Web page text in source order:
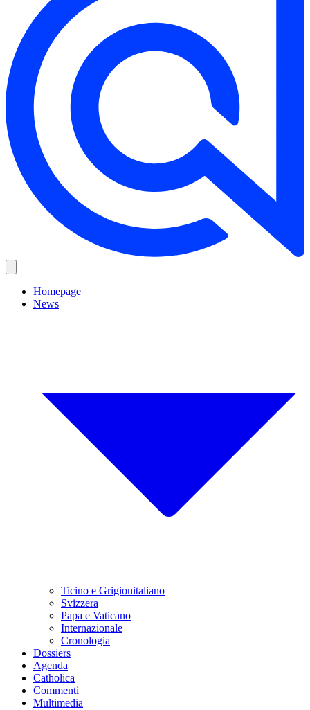
Homepage
News
Ticino e Grigionitaliano
Svizzera
Papa e Vaticano
Internazionale
Cronologia
Dossiers
Agenda
Catholica
Commenti
Multimedia